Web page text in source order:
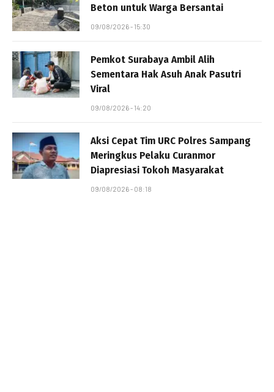
Beton untuk Warga Bersantai
09/08/2026 - 15:30
Pemkot Surabaya Ambil Alih
Sementara Hak Asuh Anak Pasutri
Viral
09/08/2026 - 14:20
Aksi Cepat Tim URC Polres Sampang
Meringkus Pelaku Curanmor
Diapresiasi Tokoh Masyarakat
09/08/2026 - 08:18